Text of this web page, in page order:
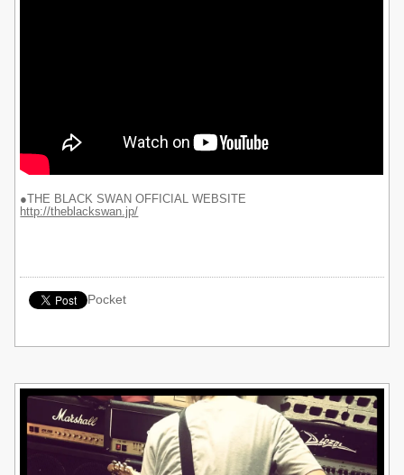
●THE BLACK SWAN OFFICIAL WEBSITE
http://theblackswan.jp/
Pocket